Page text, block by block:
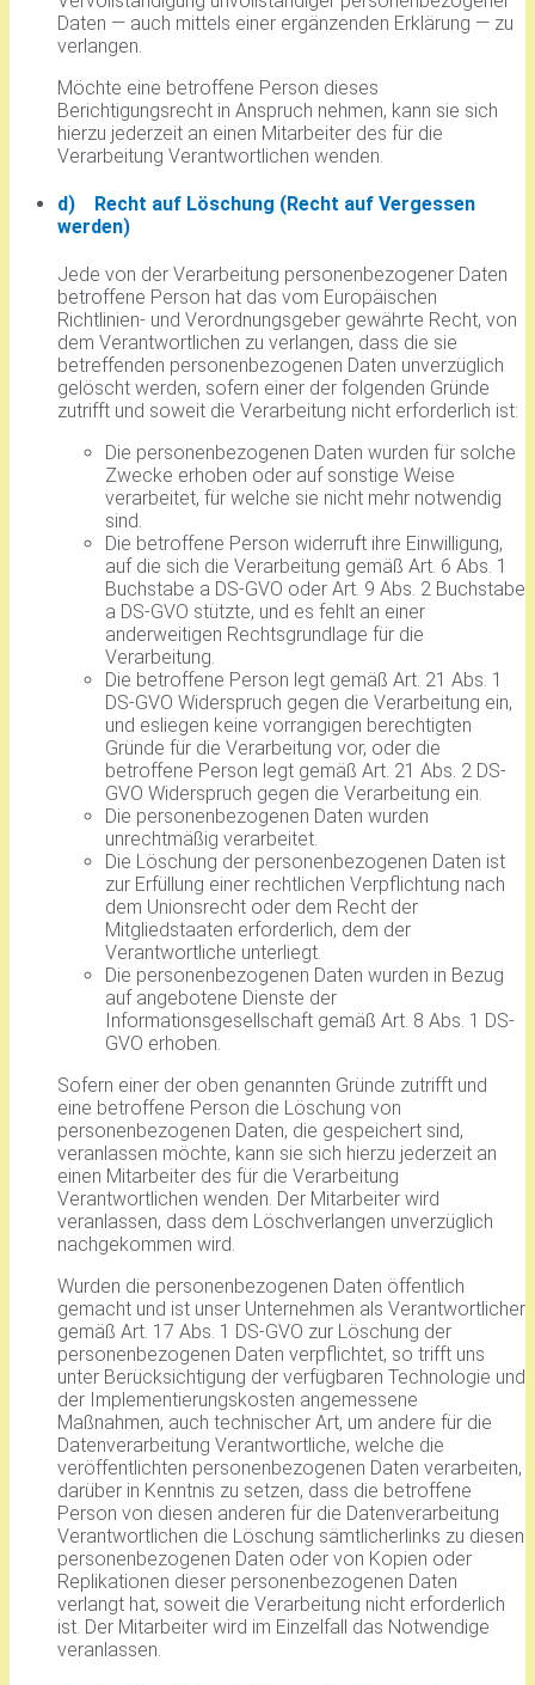
Daten — auch mittels einer ergänzenden Erklärung — zu
verlangen.
Möchte eine betroffene Person dieses
Berichtigungsrecht in Anspruch nehmen, kann sie sich
hierzu jederzeit an einen Mitarbeiter des für die
Verarbeitung Verantwortlichen wenden.
d) Recht auf Löschung (Recht auf Vergessen
werden)
Jede von der Verarbeitung personenbezogener Daten
betroffene Person hat das vom Europäischen
Richtlinien- und Verordnungsgeber gewährte Recht, von
dem Verantwortlichen zu verlangen, dass die sie
betreffenden personenbezogenen Daten unverzüglich
gelöscht werden, sofern einer der folgenden Gründe
zutrifft und soweit die Verarbeitung nicht erforderlich ist:
Die personenbezogenen Daten wurden für solche
Zwecke erhoben oder auf sonstige Weise
verarbeitet, für welche sie nicht mehr notwendig
sind.
Die betroffene Person widerruft ihre Einwilligung,
auf die sich die Verarbeitung gemäß Art. 6 Abs. 1
Buchstabe a DS-GVO oder Art. 9 Abs. 2 Buchstabe
a DS-GVO stützte, und es fehlt an einer
anderweitigen Rechtsgrundlage für die
Verarbeitung.
Die betroffene Person legt gemäß Art. 21 Abs. 1
DS-GVO Widerspruch gegen die Verarbeitung ein,
und esliegen keine vorrangigen berechtigten
Gründe für die Verarbeitung vor, oder die
betroffene Person legt gemäß Art. 21 Abs. 2 DS-
GVO Widerspruch gegen die Verarbeitung ein.
Die personenbezogenen Daten wurden
unrechtmäßig verarbeitet.
Die Löschung der personenbezogenen Daten ist
zur Erfüllung einer rechtlichen Verpflichtung nach
dem Unionsrecht oder dem Recht der
Mitgliedstaaten erforderlich, dem der
Verantwortliche unterliegt.
Die personenbezogenen Daten wurden in Bezug
auf angebotene Dienste der
Informationsgesellschaft gemäß Art. 8 Abs. 1 DS-
GVO erhoben.
Sofern einer der oben genannten Gründe zutrifft und
eine betroffene Person die Löschung von
personenbezogenen Daten, die gespeichert sind,
veranlassen möchte, kann sie sich hierzu jederzeit an
einen Mitarbeiter des für die Verarbeitung
Verantwortlichen wenden. Der Mitarbeiter wird
veranlassen, dass dem Löschverlangen unverzüglich
nachgekommen wird.
Wurden die personenbezogenen Daten öffentlich
gemacht und ist unser Unternehmen als Verantwortlicher
gemäß Art. 17 Abs. 1 DS-GVO zur Löschung der
personenbezogenen Daten verpflichtet, so trifft uns
unter Berücksichtigung der verfügbaren Technologie und
der Implementierungskosten angemessene
Maßnahmen, auch technischer Art, um andere für die
Datenverarbeitung Verantwortliche, welche die
veröffentlichten personenbezogenen Daten verarbeiten,
darüber in Kenntnis zu setzen, dass die betroffene
Person von diesen anderen für die Datenverarbeitung
Verantwortlichen die Löschung sämtlicherlinks zu diesen
personenbezogenen Daten oder von Kopien oder
Replikationen dieser personenbezogenen Daten
verlangt hat, soweit die Verarbeitung nicht erforderlich
ist. Der Mitarbeiter wird im Einzelfall das Notwendige
veranlassen.